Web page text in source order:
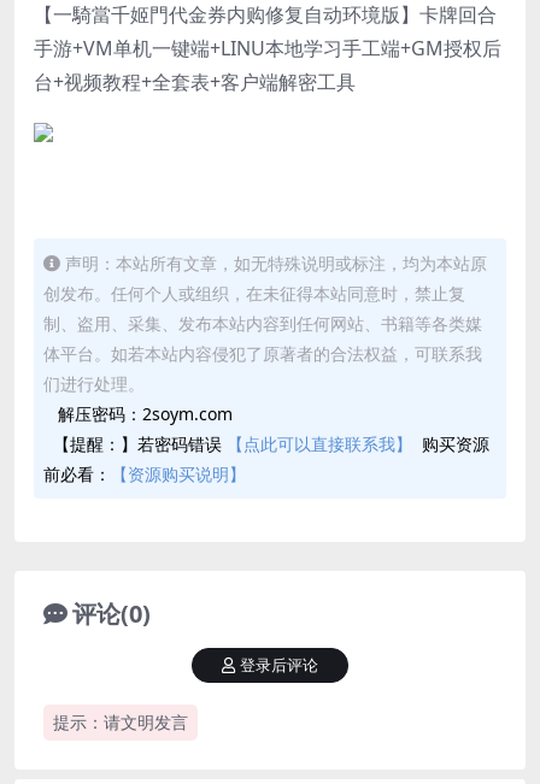
【一騎當千姬門代金券内购修复自动环境版】卡牌回合
手游+VM单机一键端+LINU本地学习手工端+GM授权后
台+视频教程+全套表+客户端解密工具
声明：本站所有文章，如无特殊说明或标注，均为本站原
创发布。任何个人或组织，在未征得本站同意时，禁止复
制、盗用、采集、发布本站内容到任何网站、书籍等各类媒
体平台。如若本站内容侵犯了原著者的合法权益，可联系我
们进行处理。
解压密码：2soym.com
【提醒：】若密码错误
【点此可以直接联系我】
购买资源
前必看：
【资源购买说明】
评论(0)
提示：请文明发言
登录后评论